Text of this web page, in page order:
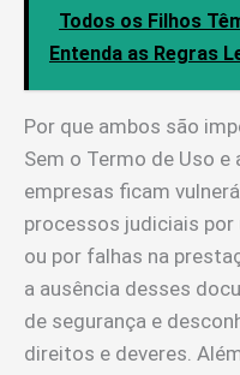
Todos os Filhos
Entenda as Regras
Por que ambos são
Sem o Termo de Uso
empresas ficam
processos judiciais
ou por falhas na
a ausência desses
de segurança e
direitos e deveres.